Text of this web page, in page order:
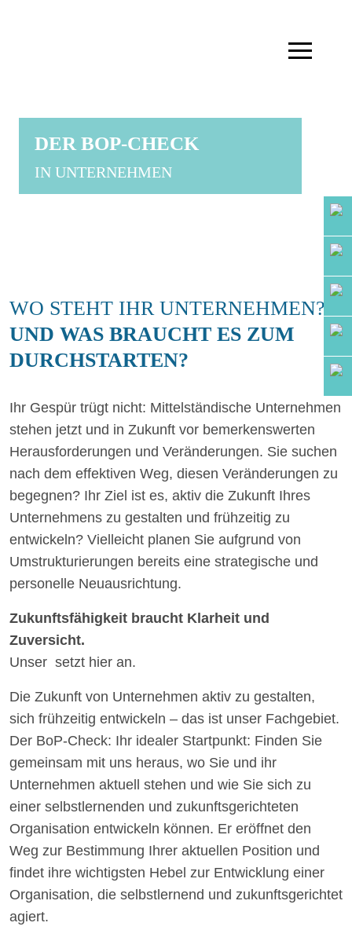
DER BOP-CHECK
IN UNTERNEHMEN
WO STEHT IHR UNTERNEHMEN?
UND WAS BRAUCHT ES ZUM
DURCHSTARTEN?
Ihr Gespür trügt nicht: Mittelständische Unternehmen
stehen jetzt und in Zukunft vor bemerkenswerten
Herausforderungen und Veränderungen. Sie suchen
nach dem effektiven Weg, diesen Veränderungen zu
begegnen? Ihr Ziel ist es, aktiv die Zukunft Ihres
Unternehmens zu gestalten und frühzeitig zu
entwickeln? Vielleicht planen Sie aufgrund von
Umstrukturierungen bereits eine strategische und
personelle Neuausrichtung.
Zukunftsfähigkeit braucht Klarheit und
Zuversicht.
Unser setzt hier an.
Die Zukunft von Unternehmen aktiv zu gestalten,
sich frühzeitig entwickeln – das ist unser Fachgebiet.
Der BoP-Check: Ihr idealer Startpunkt: Finden Sie
gemeinsam mit uns heraus, wo Sie und ihr
Unternehmen aktuell stehen und wie Sie sich zu
einer selbstlernenden und zukunftsgerichteten
Organisation entwickeln können. Er eröffnet den
Weg zur Bestimmung Ihrer aktuellen Position und
findet ihre wichtigsten Hebel zur Entwicklung einer
Organisation, die selbstlernend und zukunftsgerichtet
agiert.